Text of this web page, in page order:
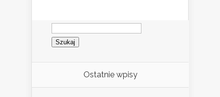
Szukaj:
Ostatnie wpisy